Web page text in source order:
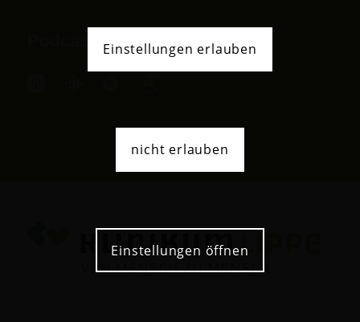
Einstellungen erlauben
nicht erlauben
Einstellungen öffnen